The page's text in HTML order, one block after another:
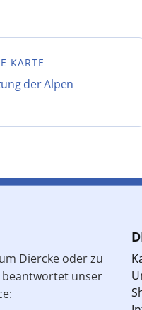
KARTE
der Alpen
Diercke oder zu
beantwortet unser